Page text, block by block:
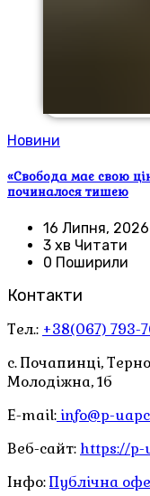
Новини
«Свобода має свою
починалося тишею
16 Липня, 2026
3 хв Читати
0 Поширили
Контакти
Тел.: +38(067) 793-
с. Почапинці,
Молодіжна, 1б
E-mail: info@p-
Веб-сайт: https://p-
Інфо:Публічна